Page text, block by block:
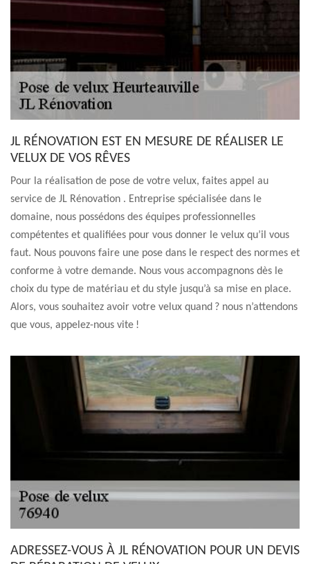
JL RÉNOVATION EST EN MESURE DE RÉALISER LE
VELUX DE VOS RÊVES
Pour la réalisation de pose de votre velux, faites appel au
service de JL Rénovation . Entreprise spécialisée dans le
domaine, nous possédons des équipes professionnelles
compétentes et qualifiées pour vous donner le velux qu’il vous
faut. Nous pouvons faire une pose dans le respect des normes et
conforme à votre demande. Nous vous accompagnons dès le
choix du type de matériau et du style jusqu’à sa mise en place.
Alors, vous souhaitez avoir votre velux quand ? nous n’attendons
que vous, appelez-nous vite !
ADRESSEZ-VOUS À JL RÉNOVATION POUR UN DEVIS